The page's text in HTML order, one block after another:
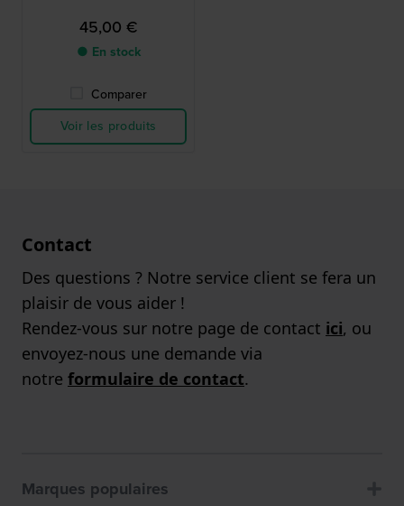
45,00 €
● En stock
Comparer
Voir les produits
Contact
Des questions ? Notre service client se fera un
plaisir de vous aider !
Rendez-vous sur notre page de contact ici, ou
envoyez-nous une demande via
notre formulaire de contact.
Marques populaires